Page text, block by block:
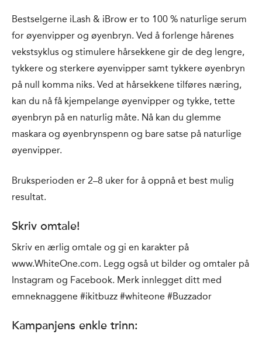
Bestselgerne iLash & iBrow er to 100 % naturlige serum
for øyenvipper og øyenbryn. Ved å forlenge hårenes
vekstsyklus og stimulere hårsekkene gir de deg lengre,
tykkere og sterkere øyenvipper samt tykkere øyenbryn
på null komma niks. Ved at hårsekkene tilføres næring,
kan du nå få kjempelange øyenvipper og tykke, tette
øyenbryn på en naturlig måte. Nå kan du glemme
maskara og øyenbrynspenn og bare satse på naturlige
øyenvipper.
Bruksperioden er 2–8 uker for å oppnå et best mulig
resultat.
Skriv omtale!
Skriv en ærlig omtale og gi en karakter på
www.WhiteOne.com. Legg også ut bilder og omtaler på
Instagram og Facebook. Merk innlegget ditt med
emneknaggene #ikitbuzz #whiteone #Buzzador
Kampanjens enkle trinn: